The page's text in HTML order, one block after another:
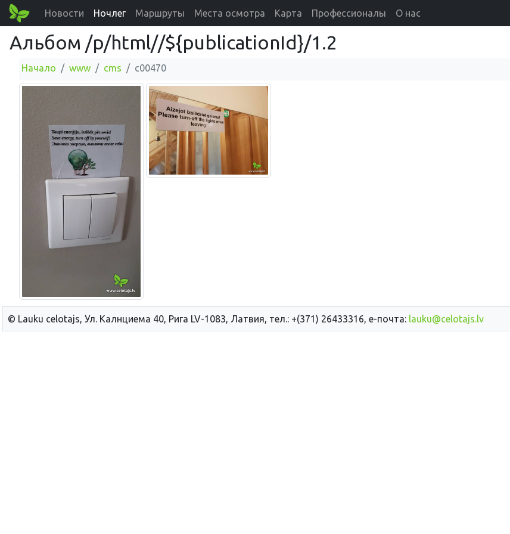
Новости Ночлег Маршруты Места осмотра Карта Профессионалы О нас
Альбом /p/html//${publicationId}/1.2
Начало www cms c00470
© Lauku сelotajs, Ул. Калнциема 40, Рига LV-1083, Латвия, тел.: +(371) 26433316, е-почта: lauku@celotajs.lv